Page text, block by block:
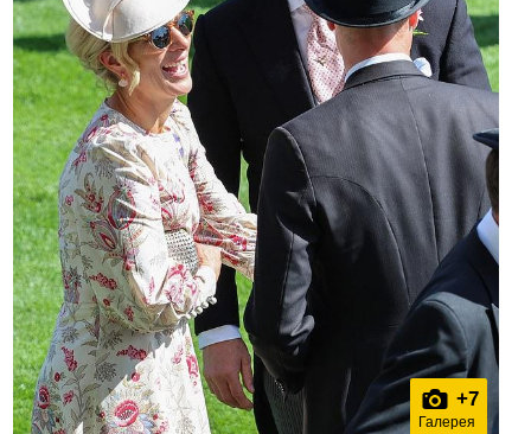
+7
Галерея